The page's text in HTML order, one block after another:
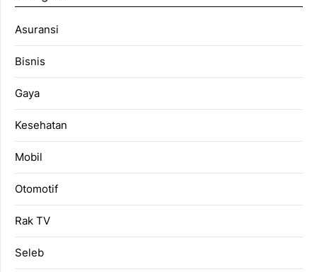
Asuransi
Bisnis
Gaya
Kesehatan
Mobil
Otomotif
Rak TV
Seleb